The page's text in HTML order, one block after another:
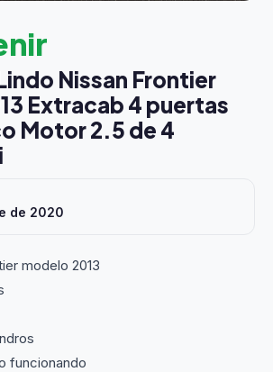
Nissan Frontier
Extracab 4 puertas
Motor 2.5 de 4
de 2020
modelo 2013
funcionando